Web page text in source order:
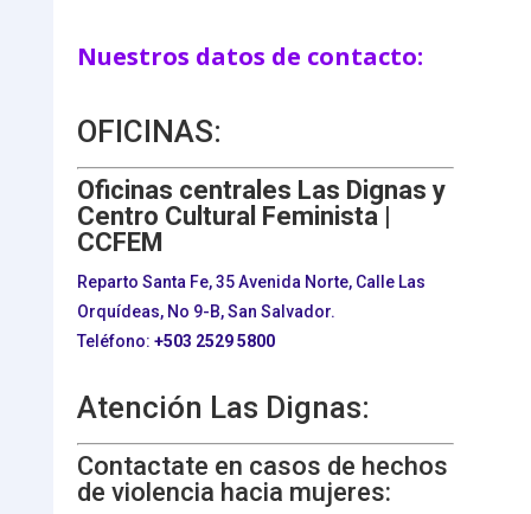
Nuestros datos de contacto:
OFICINAS:
Oficinas centrales Las Dignas y
Centro Cultural Feminista |
CCFEM
Reparto Santa Fe, 35 Avenida Norte, Calle Las
Orquídeas, No 9-B, San Salvador.
Teléfono: +503 2529 5800
Atención Las Dignas:
Contactate en casos de hechos
de violencia hacia mujeres: